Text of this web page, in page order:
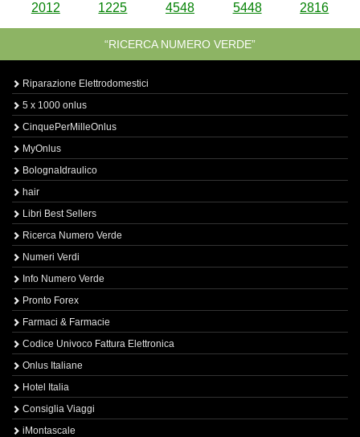
2012 1225 4548 5448 2816
“RICERCA NUMERO VERDE”
Riparazione Elettrodomestici
5 x 1000 onlus
CinquePerMilleOnlus
MyOnlus
BolognaIdraulico
hair
Libri Best Sellers
Ricerca Numero Verde
Numeri Verdi
Info Numero Verde
Pronto Forex
Farmaci & Farmacie
Codice Univoco Fattura Elettronica
Onlus Italiane
Hotel Italia
Consiglia Viaggi
iMontascale